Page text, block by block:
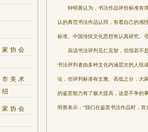
协会
美术
协会
钟明善认为，书法作品评价标准有弹
认的典范书法作品认同，有着自己的感
标准、中国传统文化思想有认真研究。
虽说书法评判见仁见智，但假若不是
书法评判者由多种文化内涵层次的人组
论，但评判标准有文雅、高低之分，大
的鉴赏能力有了极大提高，这是不争的
明善表示：“我们在鉴赏书法作品时，